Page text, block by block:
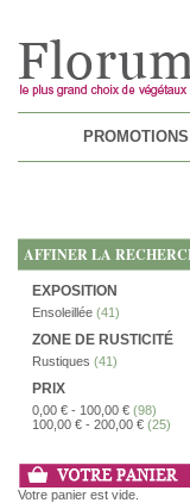
PROMOTIONS
AFFINER LA
EXPOSITION
Ensoleillée (41)
ZONE DE RUSTICITÉ
Rustiques (41)
PRIX
0,00 € - 100,00 € (98)
100,00 € - 200,00 € (25)
Votre panier est vide.